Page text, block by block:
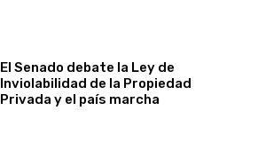
El Senado debate la Ley de
Inviolabilidad de la Propiedad
Privada y el país marcha